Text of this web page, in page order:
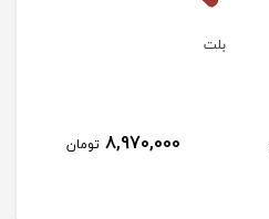
بلت
8,970,000 تومان